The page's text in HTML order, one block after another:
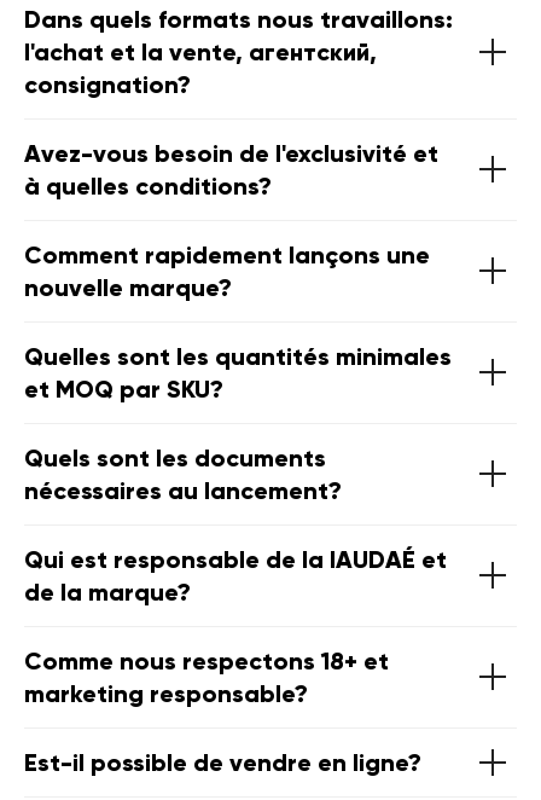
Dans quels formats nous travaillons:
l'achat et la vente, агентский,
consignation?
Avez-vous besoin de l'exclusivité et
à quelles conditions?
Comment rapidement lançons une
nouvelle marque?
Quelles sont les quantités minimales
et MOQ par SKU?
Quels sont les documents
nécessaires au lancement?
Qui est responsable de la IAUDAÉ et
de la marque?
Comme nous respectons 18+ et
marketing responsable?
Est-il possible de vendre en ligne?